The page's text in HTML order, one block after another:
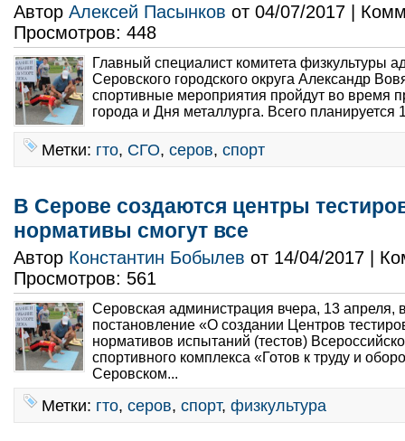
Автор Алексей Пасынков от 04/07/2017 |
Просмотров: 448
Главный специалист комитета физкультуры
Серовского городского округа Александр
спортивные мероприятия пройдут во время
города и Дня металлурга. Всего планируется
Метки: гто, СГО, серов, спорт
В Серове создаются центры
нормативы смогут все
Автор Константин Бобылев от 14/04/2017 |
Просмотров: 561
Серовская администрация вчера, 13 апреля,
постановление «О создании Центров
нормативов испытаний (тестов)
спортивного комплекса «Готов к труду и
Серовском...
Метки: гто, серов, спорт, физкультура